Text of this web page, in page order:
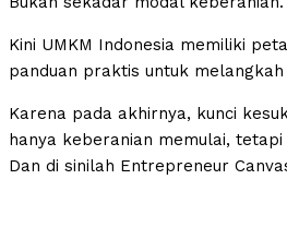
Kini UMKM Indonesia memiliki
panduan praktis untuk
Karena pada akhirnya, kunci
hanya keberanian memulai,
Dan di sinilah Entrepreneur